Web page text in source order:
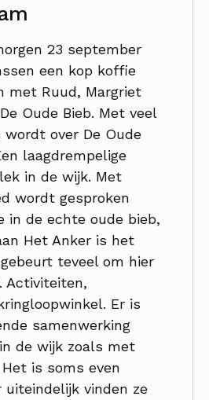
23 september
een kop koffie
met Ruud, Margriet
Oude Bieb. Met veel
over De Oude
laagdrempelige
in de wijk. Met
wordt gesproken
in de echte oude bieb,
Het Anker is het
teveel om hier
Activiteiten,
Er is
samenwerking
de wijk zoals met
is soms even
uiteindelijk vinden ze